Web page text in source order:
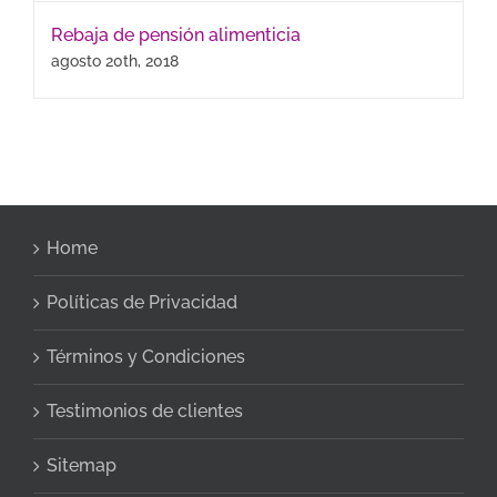
Rebaja de pensión alimenticia
agosto 20th, 2018
Home
Políticas de Privacidad
Términos y Condiciones
Testimonios de clientes
Sitemap